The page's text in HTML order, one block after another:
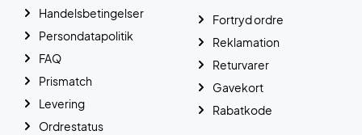
Handelsbetingelser
Persondatapolitik
FAQ
Prismatch
Levering
Ordrestatus
Fortryd ordre
Reklamation
Returvarer
Gavekort
Rabatkode